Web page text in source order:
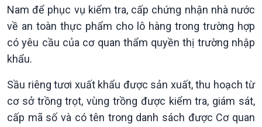
Nam để phục vụ kiểm tra, cấp chứng nhận nhà nước
về an toàn thực phẩm cho lô hàng trong trường hợp
có yêu cầu của cơ quan thẩm quyền thị trường nhập
khẩu.
Sầu riêng tươi xuất khẩu được sản xuất, thu hoạch từ
cơ sở trồng trọt, vùng trồng được kiểm tra, giám sát,
cấp mã số và có tên trong danh sách được Cơ quan